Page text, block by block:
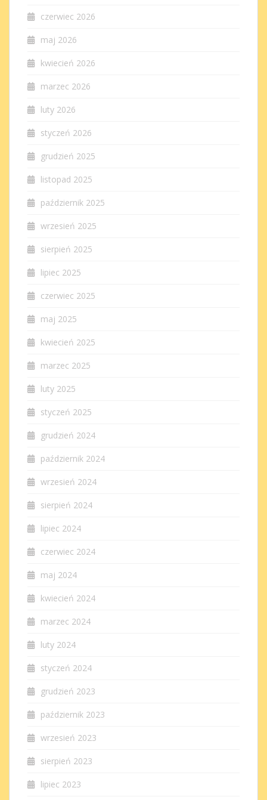
czerwiec 2026
maj 2026
kwiecień 2026
marzec 2026
luty 2026
styczeń 2026
grudzień 2025
listopad 2025
październik 2025
wrzesień 2025
sierpień 2025
lipiec 2025
czerwiec 2025
maj 2025
kwiecień 2025
marzec 2025
luty 2025
styczeń 2025
grudzień 2024
październik 2024
wrzesień 2024
sierpień 2024
lipiec 2024
czerwiec 2024
maj 2024
kwiecień 2024
marzec 2024
luty 2024
styczeń 2024
grudzień 2023
październik 2023
wrzesień 2023
sierpień 2023
lipiec 2023